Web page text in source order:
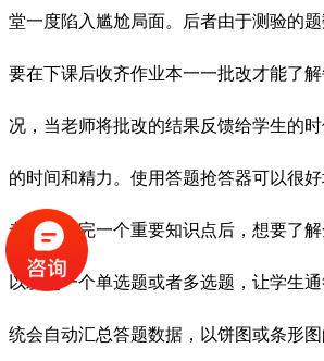
堂一度陷入尴尬局面。后者由于测验的
要在下课后收齐作业本一一批改才能了
况，当老师将批改的结果反馈给学生的
的时间和精力。使用答题抢答器可以很
老师讲解完一个重要知识点后，想要了
以发起一个单选题或者多选题，让学生
统会自动汇总答题数据，以饼图或条形